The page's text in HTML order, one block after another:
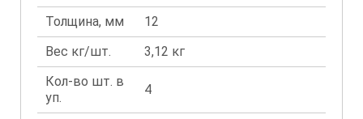
Толщина, мм
12
Вес кг/шт.
3,12 кг
Кол-во шт. в
уп.
4